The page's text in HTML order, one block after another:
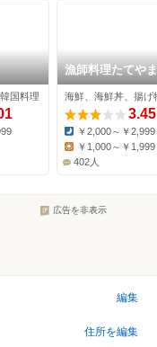
国料理
漁師料理たてやま
海鮮、海鮮丼、揚げ
3.45
Dinner:
￥2,000～￥2,999
￥1,000～￥1,999
402人
広告を非表示
編集
住所を編集